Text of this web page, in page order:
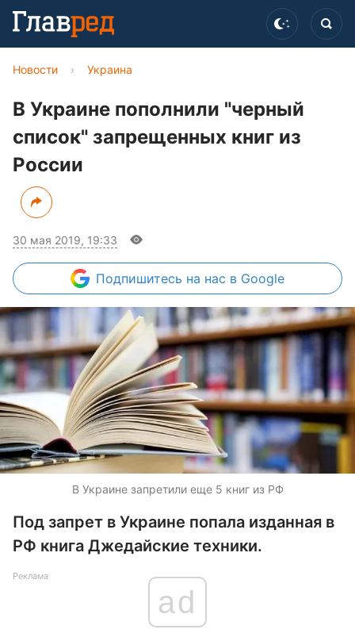
Новости › Украина
В Украине пополнили "черный
список" запрещенных книг из
России
30 мая 2019, 19:33
Подпишитесь на нас в Google
В Украине запретили еще 5 книг из РФ
Под запрет в Украине попала изданная в
РФ книга Джедайские техники.
Реклама
ad